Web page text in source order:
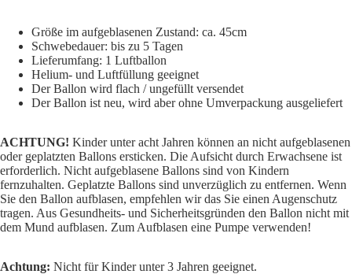
Größe im aufgeblasenen Zustand: ca. 45cm
Schwebedauer: bis zu 5 Tagen
Lieferumfang: 1 Luftballon
Helium- und Luftfüllung geeignet
Der Ballon wird flach / ungefüllt versendet
Der Ballon ist neu, wird aber ohne Umverpackung ausgeliefert
ACHTUNG! Kinder unter acht Jahren können an nicht aufgeblasenen
oder geplatzten Ballons ersticken. Die Aufsicht durch Erwachsene ist
erforderlich. Nicht aufgeblasene Ballons sind von Kindern
fernzuhalten. Geplatzte Ballons sind unverzüglich zu entfernen. Wenn
Sie den Ballon aufblasen, empfehlen wir das Sie einen Augenschutz
tragen. Aus Gesundheits- und Sicherheitsgründen den Ballon nicht mit
dem Mund aufblasen. Zum Aufblasen eine Pumpe verwenden!
Achtung: Nicht für Kinder unter 3 Jahren geeignet.